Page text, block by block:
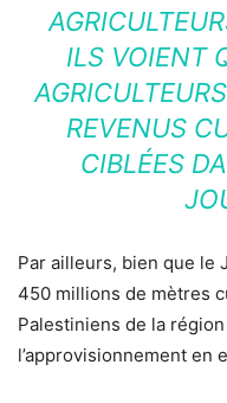
ILS VOIENT
REVENUS
CIBLÉES
Par ailleurs, bien que le
450 millions de mètres
Palestiniens de la
l’approvisionnement en